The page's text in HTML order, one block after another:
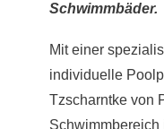
Schwimmbäder.
Mit einer
individuelle
Tzscharntke von